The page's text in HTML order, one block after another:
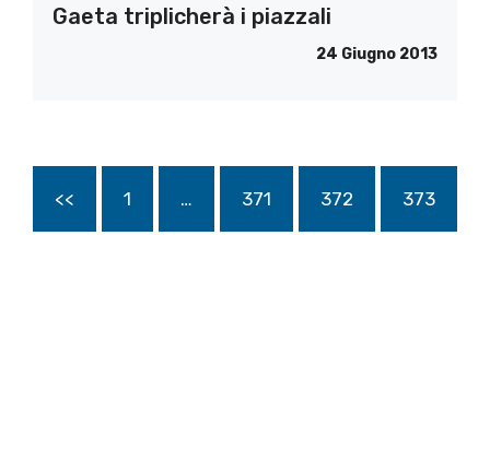
Gaeta triplicherà i piazzali
24 Giugno 2013
<< 1 … 371 372 373